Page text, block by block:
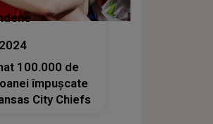
100.000 de
împuşcate
City Chiefs